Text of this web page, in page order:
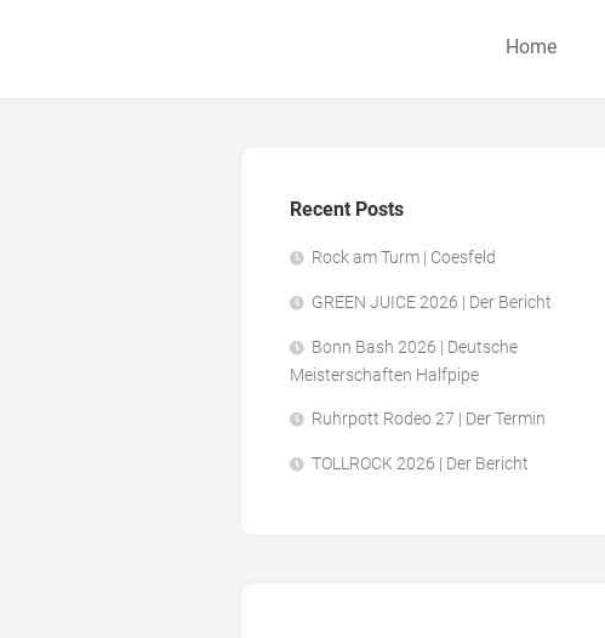
Home
Recent Posts
Rock am Turm | Coesfeld
GREEN JUICE 2026 | Der Bericht
Bonn Bash 2026 | Deutsche
Meisterschaften Halfpipe
Ruhrpott Rodeo 27 | Der Termin
TOLLROCK 2026 | Der Bericht